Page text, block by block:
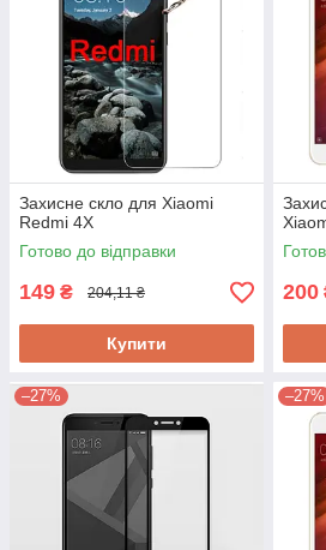
Захисне скло для Xiaomi
Redmi 4X
Готово до відправки
149 ₴ 204,11 ₴
Купити
200
–27% –27%